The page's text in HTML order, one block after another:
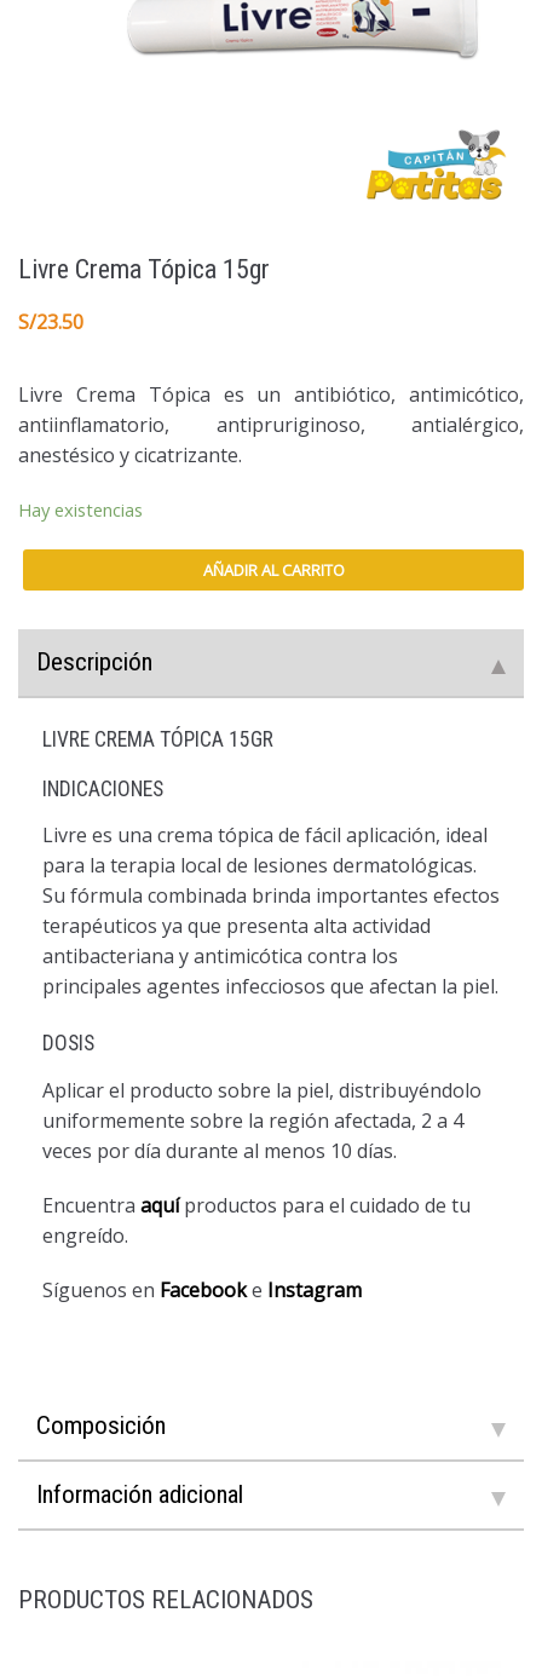
Livre Crema Tópica 15gr
S/23.50
Livre Crema Tópica es un antibiótico, antimicótico,
antiinflamatorio, antipruriginoso, antialérgico,
anestésico y cicatrizante.
Hay existencias
AÑADIR AL CARRITO
Descripción
LIVRE CREMA TÓPICA 15GR
INDICACIONES
Livre es una crema tópica de fácil aplicación, ideal
para la terapia local de lesiones dermatológicas.
Su fórmula combinada brinda importantes efectos
terapéuticos ya que presenta alta actividad
antibacteriana y antimicótica contra los
principales agentes infecciosos que afectan la piel.
DOSIS
Aplicar el producto sobre la piel, distribuyéndolo
uniformemente sobre la región afectada, 2 a 4
veces por día durante al menos 10 días.
Encuentra aquíproductos para el cuidado de tu
engreído.
Síguenos en Facebooke Instagram
Composición
Información adicional
PRODUCTOS RELACIONADOS